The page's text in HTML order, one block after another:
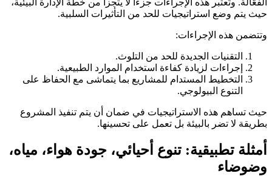
الفعّالة. وتُعتبر هذه الإجراءات جزءًا لا يتجزأ من خطة الإدارة البيئية،
حيث يتم وضع استراتيجيات للحد من التأثيرات السلبية.
وتتضمن هذه الإجراءات:
التقنيات الجديدة للحد من التلوث.
إجراءات لزيادة كفاءة استخدام الموارد الطبيعية.
التخطيط المستدام للمشاريع بما يتماشى مع الحفاظ على
التنوع البيولوجي.
حيث تساهم هذه الاستراتيجيات في ضمان أن يتم تنفيذ المشروع
بطريقة لا تضر بالبيئة بل تعمل على تحسينها.
أمثلة تطبيقية: تنوع أحيائي، جودة هواء، مياه،
وضوضاء